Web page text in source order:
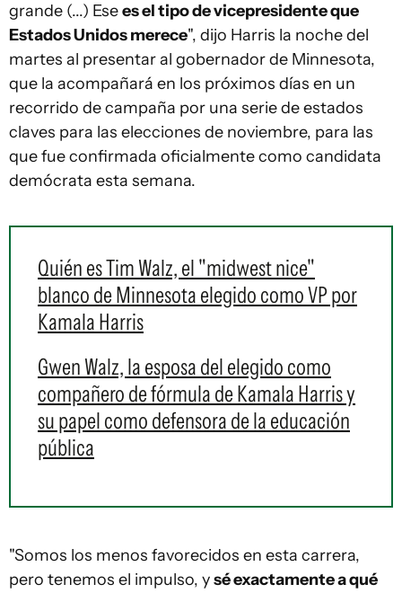
grande (...) Esees el tipo de vicepresidente que
Estados Unidos merece", dijo Harris la noche del
martes al presentar al gobernador de Minnesota,
que la acompañará en los próximos días en un
recorrido de campaña por una serie de estados
claves para las elecciones de noviembre, para las
que fue confirmada oficialmente como candidata
demócrata esta semana.
Quién es Tim Walz, el "midwest nice"
blanco de Minnesota elegido como VP por
Kamala Harris
Gwen Walz, la esposa del elegido como
compañero de fórmula de Kamala Harris y
su papel como defensora de la educación
pública
"Somos los menos favorecidos en esta carrera,
pero tenemos el impulso, ysé exactamente a qué